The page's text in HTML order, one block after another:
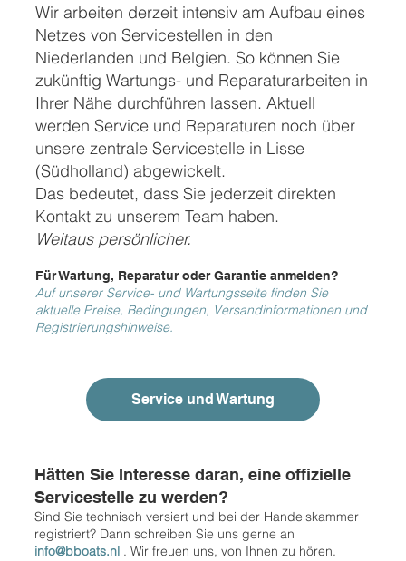
Wir arbeiten derzeit intensiv am Aufbau eines
Netzes von Servicestellen in den
Niederlanden und Belgien. So können Sie
zukünftig Wartungs- und Reparaturarbeiten in
Ihrer Nähe durchführen lassen. Aktuell
werden Service und Reparaturen noch über
unsere zentrale Servicestelle in Lisse
(Südholland) abgewickelt.
Das bedeutet, dass Sie jederzeit direkten
Kontakt zu unserem Team haben.
Weitaus persönlicher.
Für Wartung, Reparatur oder Garantie anmelden?
Auf unserer Service- und Wartungsseite finden Sie
aktuelle Preise, Bedingungen, Versandinformationen und
Registrierungshinweise.
Service und Wartung
Hätten Sie Interesse daran, eine offizielle
Servicestelle zu werden?
Sind Sie technisch versiert und bei der Handelskammer
registriert? Dann schreiben Sie uns gerne an
info@bboats.nl . Wir freuen uns, von Ihnen zu hören.